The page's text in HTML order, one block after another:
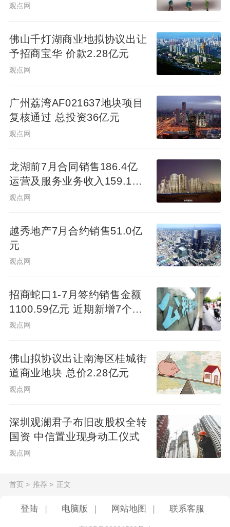
而从*ST发展过往营收数据来看，公司自
2021年起已连续5年亏损，2025年归母净利
142.20%；同时公司货币资金余额仅0.87亿
元，但短期借款和一年内到期有息非流动负
债规模合计达约2.08亿元。最新财务数据显
亿元缩减至3703.41万元，亏损额则扩大至
1441.19万元。
值得注意的是，就在预重整公告发布的当
天，*ST发展还发布了一条公告称，重庆市第
五中级人民法院已裁定终止财信地产、财信
集团的重整程序，并宣告二者破产。
份，占公司总股本的36.25%，但该部分股权
已全部质押并遭多轮司法冻结；财信集团则
持有财信地产100%股份。
这也意味着，历时一年四个月的“财信系”百亿
元级债务纾困最终落空。
发、商业运营、基建、金融四大板块，尤其
是其控股的财信地产手握一级开发资质，曾
观点网
佛山千灯湖商业地拟协议出让
予招商宝华 价款2.28亿元
观点网
广州荔湾AF021637地块项目
复核通过 总投资36亿元
观点网
龙湖前7月合同销售186.4亿
运营及服务业务收入159.1亿
元
观点网
越秀地产7月合约销售51.0亿
元
观点网
招商蛇口1-7月签约销售金额
1100.59亿元 近期新增7个项
目
观点网
佛山拟协议出让南海区桂城街
道商业地块 总价2.28亿元
观点网
深圳观澜君子布旧改股权全转
国资 中信置业现身动工仪式
观点网
首页 > 推荐 > 正文
登陆 电脑版 网站地图 联系客服